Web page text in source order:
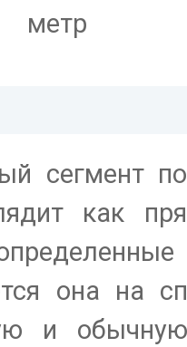
метр
сегмент
как
она на
и обычную